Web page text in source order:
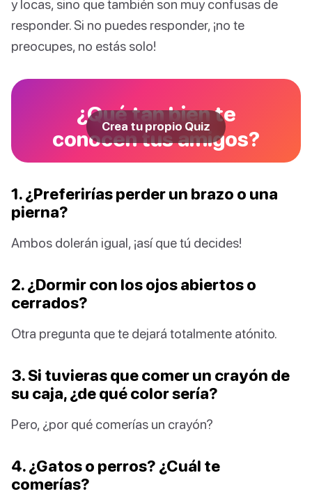
y locas, sino que también son muy confusas de
responder. Si no puedes responder, ¡no te
preocupes, no estás solo!
¿Qué tan bien te
conocen tus amigos?
Crea tu propio Quiz
1. ¿Preferirías perder un brazo o una
pierna?
Ambos dolerán igual, ¡así que tú decides!
2. ¿Dormir con los ojos abiertos o
cerrados?
Otra pregunta que te dejará totalmente atónito.
3. Si tuvieras que comer un crayón de
su caja, ¿de qué color sería?
Pero, ¿por qué comerías un crayón?
4. ¿Gatos o perros? ¿Cuál te
comerías?